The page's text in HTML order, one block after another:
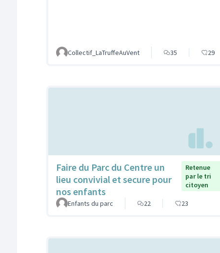
Collectif_LaTruffeAuVent 35 29
Faire du Parc du Centre un
lieu convivial et secure pour
nos enfants
Retenue
par le tri
citoyen
Enfants du parc 22 23